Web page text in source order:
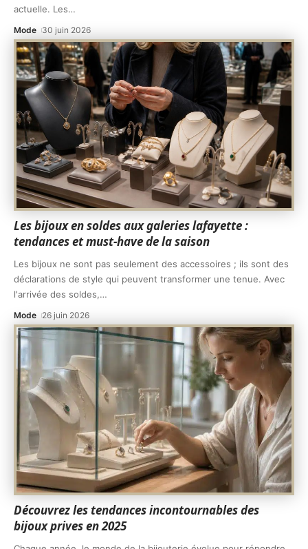
actuelle. Les…
Mode 30 juin 2026
Les bijoux en soldes aux galeries lafayette :
tendances et must-have de la saison
Les bijoux ne sont pas seulement des accessoires ; ils sont des
déclarations de style qui peuvent transformer une tenue. Avec
l'arrivée des soldes,…
Mode 26 juin 2026
Découvrez les tendances incontournables des
bijoux prives en 2025